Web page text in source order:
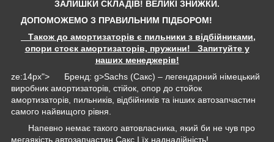
ЗАЛИШКИ СКЛАДІВ! ВЕЛИКІ ЗНИЖКИ.
ДОПОМОЖЕМО З ПРАВИЛЬНИМ ПІДБОРОМ!
Також до амортизаторів є пильники з відбійниками,
опори стоєк амортизаторів, пружини! Запитуйте у
наших менеджерів!
ze:14px"> Бренд: g>Sachs (Сакс) – легендарний німецький
виробник амортизаторів, стійок, опор до стойок
амортизаторів, пильників, відбійників та інших автозапчастин
самого найвищого рівня.
Напевно немає такого автовласника, який би не чув про
мегаякість автозапчастин Сакс І їх наднадійність!